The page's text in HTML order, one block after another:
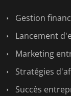
Gestion
Lancement
Marketing
Stratégies
Succès